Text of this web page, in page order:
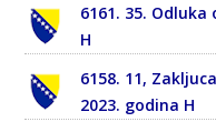
6161. 35.
H
6158. 11,
2023. godina H